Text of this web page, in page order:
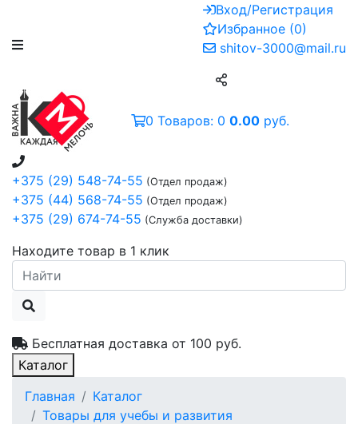
Вход/Регистрация
Избранное (0)
shitov-3000@mail.ru
+375 (29) 548-74-55 (Отдел продаж)
+375 (44) 568-74-55 (Отдел продаж)
+375 (29) 674-74-55 (Служба доставки)
Находите товар в 1 клик
Бесплатная доставка от 100 руб.
0 Товаров: 0 0.00 руб.
Каталог
Главная
Каталог
Товары для учебы и развития